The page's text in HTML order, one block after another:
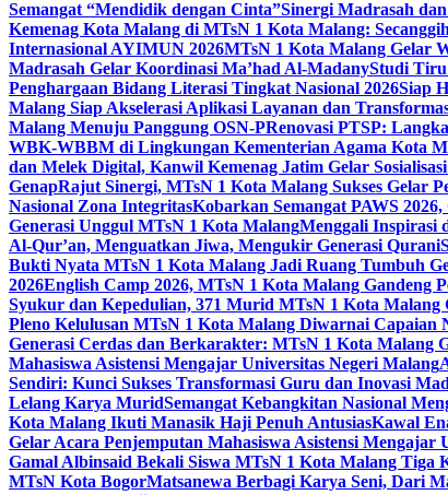
Semangat “Mendidik dengan Cinta”Sinergi Madrasah
Kemenag Kota Malang di MTsN 1 Kota Malang:
Internasional AYIMUN 2026MTsN 1 Kota Malang Gelar
Madrasah Gelar Koordinasi Ma’had Al-MadanyStudi
Penghargaan Bidang Literasi Tingkat Nasional 2026Siap
Malang Siap Akselerasi Aplikasi Layanan dan
Malang Menuju Panggung OSN-PRenovasi PTSP:
WBK-WBBM di Lingkungan Kementerian Agama Kota
dan Melek Digital, Kanwil Kemenag Jatim Gelar
GenapRajut Sinergi, MTsN 1 Kota Malang Sukses Gelar
Nasional Zona IntegritasKobarkan Semangat PAWS
Generasi Unggul MTsN 1 Kota MalangMenggali Inspirasi
Al-Qur’an, Menguatkan Jiwa, Mengukir Generasi Qurani
Bukti Nyata MTsN 1 Kota Malang Jadi Ruang Tumbuh
2026English Camp 2026, MTsN 1 Kota Malang Gandeng
Syukur dan Kepedulian, 371 Murid MTsN 1 Kota
Pleno Kelulusan MTsN 1 Kota Malang Diwarnai Capaian
Generasi Cerdas dan Berkarakter: MTsN 1 Kota Malang
Mahasiswa Asistensi Mengajar Universitas Negeri Malang
Sendiri: Kunci Sukses Transformasi Guru dan Inovasi
Lelang Karya MuridSemangat Kebangkitan Nasional
Kota Malang Ikuti Manasik Haji Penuh AntusiasKawal
Gelar Acara Penjemputan Mahasiswa Asistensi
Gamal Albinsaid Bekali Siswa MTsN 1 Kota Malang Tiga
MTsN Kota BogorMatsanewa Berbagi Karya Seni, Dari